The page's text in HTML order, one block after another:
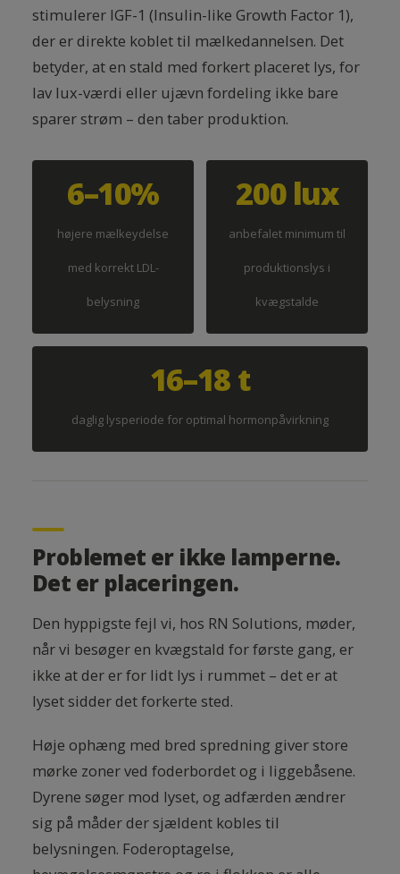
stimulerer IGF-1 (Insulin-like Growth Factor 1),
der er direkte koblet til mælkedannelsen. Det
betyder, at en stald med forkert placeret lys, for
lav lux-værdi eller ujævn fordeling ikke bare
sparer strøm – den taber produktion.
6–10%
højere mælkeydelse
med korrekt LDL-
belysning
200 lux
anbefalet minimum til
produktionslys i
kvægstalde
16–18 t
daglig lysperiode for optimal hormonpåvirkning
Problemet er ikke lamperne.
Det er placeringen.
Den hyppigste fejl vi, hos RN Solutions, møder,
når vi besøger en kvægstald for første gang, er
ikke at der er for lidt lys i rummet – det er at
lyset sidder det forkerte sted.
Høje ophæng med bred spredning giver store
mørke zoner ved foderbordet og i liggebåsene.
Dyrene søger mod lyset, og adfærden ændrer
sig på måder der sjældent kobles til
belysningen. Foderoptagelse,